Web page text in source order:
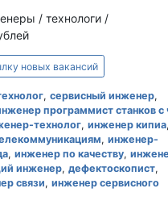
/ технологи /
новых вакансий
, сервисный инженер,
программист станков с
технолог, инженер кипиа,
, инженер-
, инженер по качеству,
инженер, дефектоскопист,
связи, инженер сервисного